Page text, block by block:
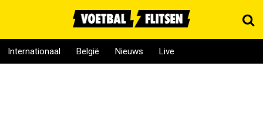
Internationaal België Nieuws Live